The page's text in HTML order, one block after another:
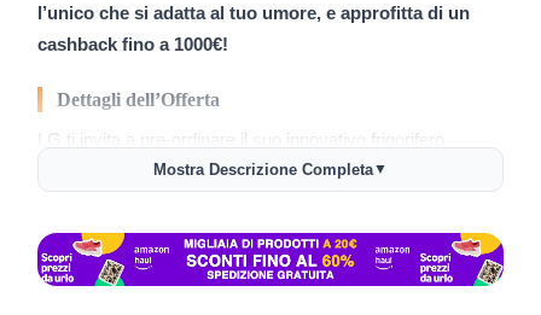
l’unico che si adatta al tuo umore, e approfitta di un
cashback fino a 1000€!
Dettagli dell’Offerta
LG ti invita a pre-ordinare il suo innovativo frigorifero
MoodUP™, offrendoti un vantaggioso cashback:
rinnovare la tua cucina con tecnologia all’avanguardia.
Personalizzazione del Mood: Il MoodUP™ cambia
Mostra Descrizione Completa▼